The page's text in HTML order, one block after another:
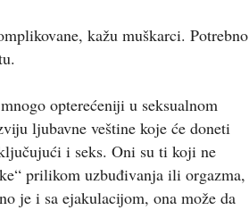
kažu muškarci. Potrebno
opterećeniji u seksualnom
ljubavne veštine koje će doneti
i seks. Oni su ti koji ne
prilikom uzbuđivanja ili orgazma,
je i sa ejakulacijom, ona može da